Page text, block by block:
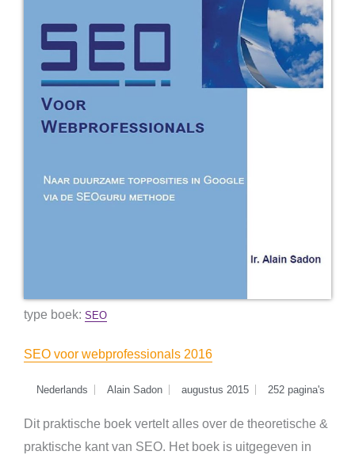
type boek: SEO
SEO voor webprofessionals 2016
Nederlands Alain Sadon augustus 2015 252 pagina's
Dit praktische boek vertelt alles over de theoretische &
praktische kant van SEO. Het boek is uitgegeven in